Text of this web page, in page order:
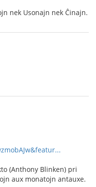
nek Usonajn nek Ĉinajn.
(Anthony Blinken) pri
aux monatojn antauxe.